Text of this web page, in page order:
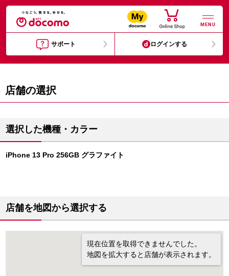
MENU
サポート ログインする
店舗の選択
選択した機種・カラー
iPhone 13 Pro 256GB グラファイト
店舗を地図から選択する
現在位置を取得できませんでした。
地図を拡大すると店舗が表示されます。